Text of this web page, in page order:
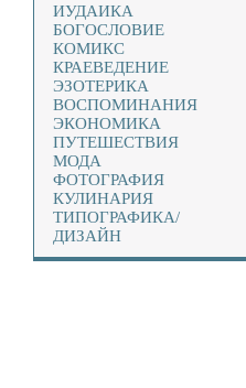
ИУДАИКА
БОГОСЛОВИЕ
КОМИКС
КРАЕВЕДЕНИЕ
ЭЗОТЕРИКА
ВОСПОМИНАНИЯ
ЭКОНОМИКА
ПУТЕШЕСТВИЯ
МОДА
ФОТОГРАФИЯ
КУЛИНАРИЯ
ТИПОГРАФИКА/
ДИЗАЙН